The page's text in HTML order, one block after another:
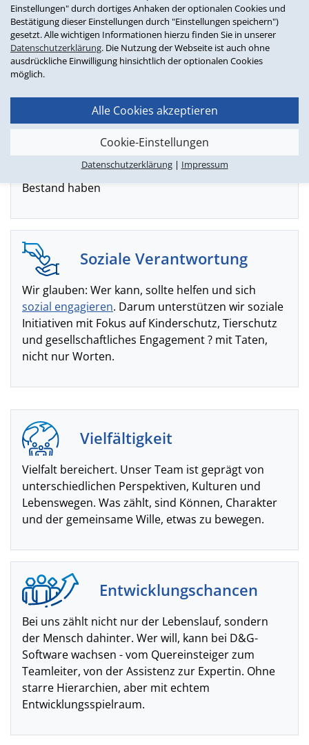
Einstellungen" durch dortiges Anhaken der optionalen Cookies und
Bestätigung dieser Einstellungen durch "Einstellungen speichern")
gesetzt. Alle wichtigen Informationen hierzu finden Sie in unserer
Datenschutzerklärung. Die Nutzung der Webseite ist auch ohne
ausdrückliche Einwilligung hinsichtlich der optionalen Cookies
möglich.
Alle Cookies akzeptieren
Cookie-Einstellungen
Datenschutzerklärung| Impressum
- und als Team wachsen wir über uns hinaus.
Ressourcenschonung beginnt bei der Software.
entwickeln nachhaltig, achten auf
Abwärtskompatibilität und legen Wert auf
Transparenz - damit Ihre Systeme langfristig
Bestand haben
Soziale Verantwortung
Wir glauben: Wer kann, sollte helfen und sich
sozial engagieren. Darum unterstützen wir soziale
Initiativen mit Fokus auf Kinderschutz, Tierschutz
und gesellschaftliches Engagement ? mit Taten,
nicht nur Worten.
Vielfältigkeit
Vielfalt bereichert. Unser Team ist geprägt von
unterschiedlichen Perspektiven, Kulturen und
Lebenswegen. Was zählt, sind Können, Charakter
und der gemeinsame Wille, etwas zu bewegen.
Entwicklungschancen
Bei uns zählt nicht nur der Lebenslauf, sondern
der Mensch dahinter. Wer will, kann bei D&G-
Software wachsen - vom Quereinsteiger zum
Teamleiter, von der Assistenz zur Expertin. Ohne
starre Hierarchien, aber mit echtem
Entwicklungsspielraum.